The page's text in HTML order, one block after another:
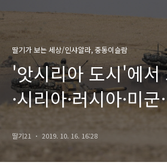
딸기가 보는 세상/인샤알라, 중동이슬람
'앗시리아 도시'에서
·시리아·러시아·미
딸기21 2019. 10. 16. 16:28